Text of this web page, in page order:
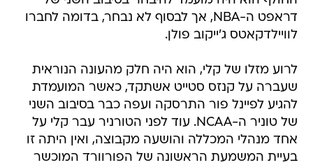
דראפט ה-NBA, אך לבסוף לא נבחר, בדומה לחברו
לוויילדקאטס ג'ייקוב פולן.
לרוע מזלו של קלי, הוא היה חלק מהעונה הנוראית
שעברה על קנזס סטייט אשתקד, כאשר המועמדת
להגיע לפיינל פור התרסקה ועפה כבר בסיבוב השני
של טוניר ה-NCAA. עוד לפני הטורניר עבר קלי על
אחד מנהלי המכללה והושעה מקבוצה, ואין היתה זו
בעיית המשמעת הראשונה של הפורוורד המוכשר